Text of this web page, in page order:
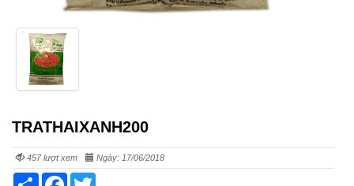
TRATHAIXANH200
457 lượt xem Ngày: 17/06/2018
Share Facebook